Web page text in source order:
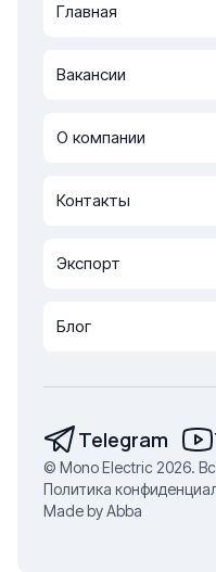
Главная
Вакансии
О компании
Контакты
Экспорт
Блог
Telegram
© Mono Electric 2026.
Политика
Made by Abba